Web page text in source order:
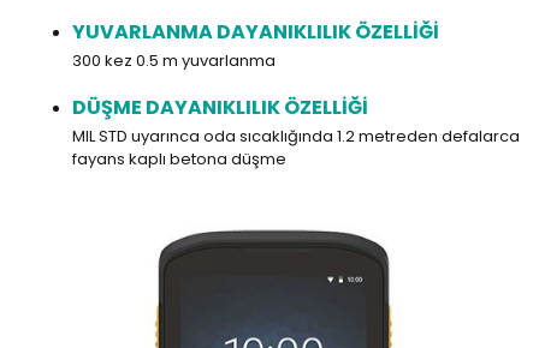
YUVARLANMA DAYANIKLILIK ÖZELLİĞİ
300 kez 0.5 m yuvarlanma
DÜŞME DAYANIKLILIK ÖZELLİĞİ
MIL STD uyarınca oda sıcaklığında 1.2 metreden defalarca
fayans kaplı betona düşme